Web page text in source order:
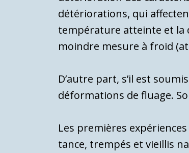
détériorations, qui
température atteinte et la
moindre mesure à froid
D’autre part, s’il est
déformations de fluage.
Les premières
tance, trempés et vieillis